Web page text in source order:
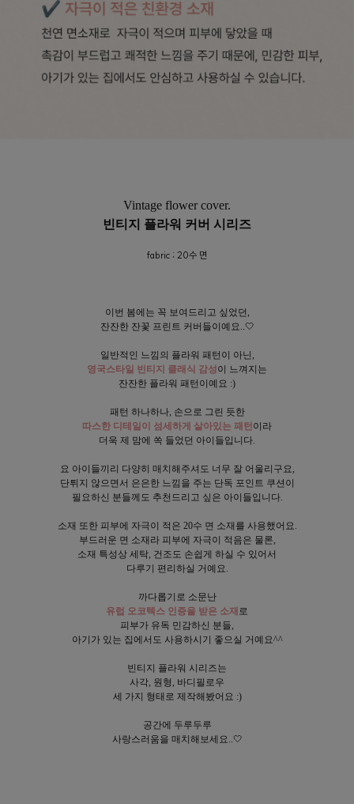
Vintage flower cover.
빈티지 플라워 커버 시리즈
fabric ; 20수 면
이번 봄에는 꼭 보여드리고 싶었던,
잔잔한 잔꽃 프린트 커버들이예요..🤍
일반적인 느낌의 플라워 패턴이 아닌,
영국스타일 빈티지 클래식 감성 이 느껴지는
잔잔한 플라워 패턴이예요 :)
패턴 하나하나, 손으로 그린 듯한
따스한 디테일이 섬세하게 살아있는 패턴 이라
더욱 제 맘에 쏙 들었던 아이들입니다.
요 아이들끼리 다양히 매치해주셔도 너무 잘 어울리구요,
단튀지 않으면서 은은한 느낌을 주는 단독 포인트 쿠션이
필요하신 분들께도 추천드리고 싶은 아이들입니다.
소재 또한 피부에 자극이 적은 20수 면 소재를 사용했어요.
부드러운 면 소재라 피부에 자극이 적음은 물론,
소재 특성상 세탁, 건조도 손쉽게 하실 수 있어서
다루기 편리하실 거예요.
까다롭기로 소문난
유럽 오코텍스 인증을 받은 소재 로
피부가 유독 민감하신 분들,
아기가 있는 집에서도 사용하시기 좋으실 거예요^^
빈티지 플라워 시리즈는
사각, 원형, 바디필로우
세 가지 형태로 제작해봤어요 :)
공간에 두루두루
사랑스러움을 매치해보세요..🤍